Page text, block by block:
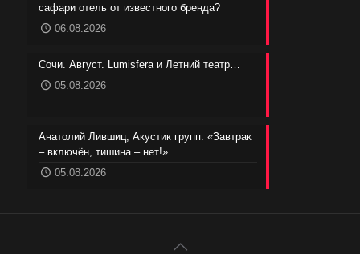
сафари отель от известного бренда?
06.08.2026
Сочи. Август. Lumisfera и Летний театр…
05.08.2026
Анатолий Лившиц, Акустик групп: «Завтрак
– включён, тишина – нет!»
05.08.2026